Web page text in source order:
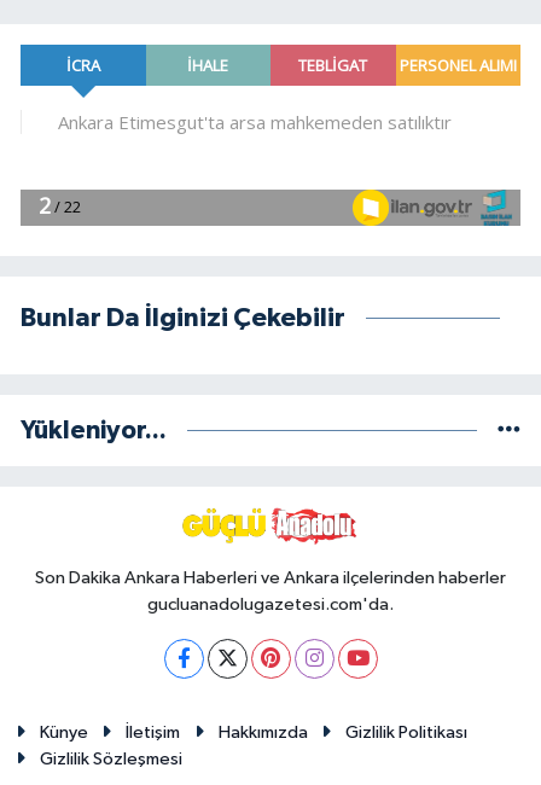
Bunlar Da İlginizi Çekebilir
Yükleniyor...
Son Dakika Ankara Haberleri ve Ankara ilçelerinden haberler
gucluanadolugazetesi.com'da.
Künye İletişim Hakkımızda
Gizlilik Politikası
Gizlilik Sözleşmesi